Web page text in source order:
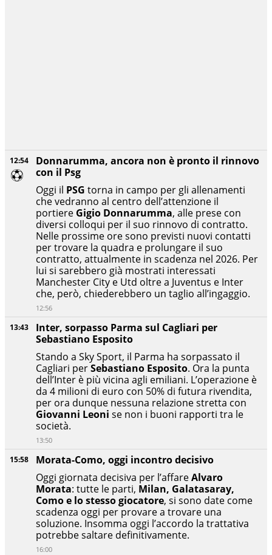
15:58
Morata-Como, oggi incontro decisivo
Oggi giornata decisiva per l’affareAlvaro
Morata: tutte le parti, Milan, Galatasaray,
Como e lo stesso giocatore, si sono date come
scadenza oggi per provare a trovare una
soluzione. Insomma oggi l’accordo la trattativa
potrebbe saltare definitivamente.
16:00
13:43
Inter, sorpasso Parma sul Cagliari per
Sebastiano Esposito
Stando a Sky Sport, il Parma ha sorpassato il
Cagliari perSebastiano Esposito. Ora la punta
dell’Inter è più vicina agli emiliani. L’operazione è
da 4 milioni di euro con 50% di futura rivendita,
per ora dunque nessuna relazione stretta con
Giovanni Leoni se non i buoni rapporti tra le
società.
13:50
12:54
Donnarumma, ancora non è pronto il rinnovo
con il Psg
Oggi il PSG torna in campo per gli allenamenti
che vedranno al centro dell’attenzione il
portiere Gigio Donnarumma, alle prese con
diversi colloqui per il suo rinnovo di contratto.
Nelle prossime ore sono previsti nuovi contatti
per trovare la quadra e prolungare il suo
contratto, attualmente in scadenza nel 2026. Per
lui si sarebbero già mostrati interessati
Manchester City e Utd oltre a Juventus e Inter
che, però, chiederebbero un taglio all’ingaggio.
12:56